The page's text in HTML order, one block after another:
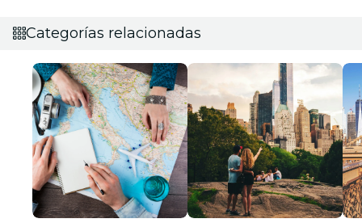
Categorías relacionadas